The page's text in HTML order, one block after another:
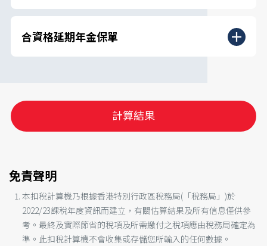
合資格延期年金保單
計算結果
免責聲明
本扣稅計算機乃根據香港特別行政區稅務局(「稅務局」)於
2022/23課稅年度資訊而建立，有關估算結果及所有信息僅供參
考。最終及實際節省的稅項及所需繳付之稅項應由稅務局確定為
準。此扣稅計算機不會收集或存儲您所輸入的任何數據。